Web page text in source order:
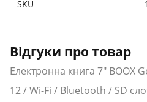
microSD дозволяють
улюблених книг.
SKU
Відгуки про товар
Електронна книга 7" BOOX
12 / Wi-Fi / Bluetooth / SD